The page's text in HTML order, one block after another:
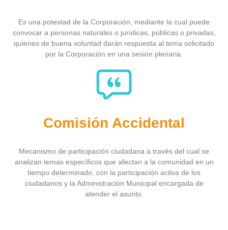
Es una potestad de la Corporación, mediante la cual puede
convocar a personas naturales o jurídicas, públicas o privadas,
quienes de buena voluntad darán respuesta al tema solicitado
por la Corporación en una sesión plenaria.
Comisión Accidental
Mecanismo de participación ciudadana a través del cual se
analizan temas específicos que afectan a la comunidad en un
tiempo determinado, con la participación activa de los
ciudadanos y la Administración Municipal encargada de
atender el asunto.